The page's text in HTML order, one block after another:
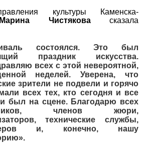
культуры Каменска-
Марина Чистяковасказала
состоялся. Это был
праздник искусства.
всех с этой невероятной,
неделей. Уверена, что
зрители не подвели и горячо
всех тех, кто сегодня и все
был на сцене. Благодарю всех
членов жюри,
технические службы,
и, конечно, нашу